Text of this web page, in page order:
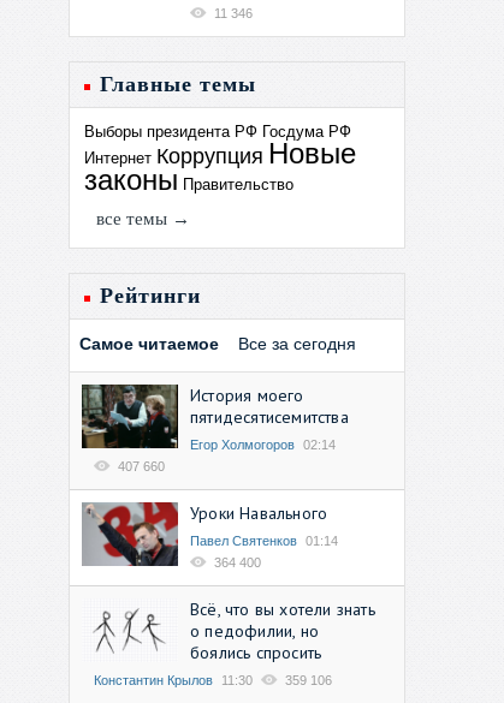
11 346
Главные темы
Выборы президента РФ Госдума РФ
Интернет Коррупция Новые
законы Правительство
все темы →
Рейтинги
Самое читаемое Все за сегодня
История моего
пятидесятисемитства
Егор Холмогоров 02:14
407 660
Уроки Навального
Павел Святенков 01:14
364 400
Всё, что вы хотели знать
о педофилии, но
боялись спросить
Константин Крылов 11:30 359 106